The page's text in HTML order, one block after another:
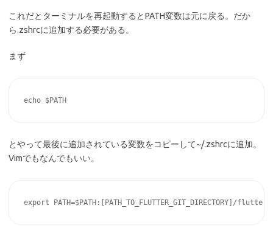
これだとターミナルを再起動するとPATH変数は元に戻る。だか
ら.zshrcに追加する必要がある。
まず
とやって最後に追加されている変数をコピーして~/.zshrcに追加。
Vimでもなんでもいい。